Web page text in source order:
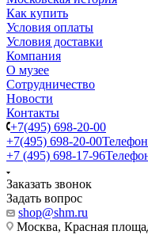
Как купить
Условия оплаты
Условия доставки
Компания
О музее
Сотрудничество
Новости
Контакты
+7(495) 698-20-00
+7(495) 698-20-00
+7 (495) 698-17-96
Заказать звонок
Задать вопрос
shop@shm.ru
Москва, Красная